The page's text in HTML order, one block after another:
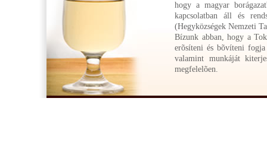
hogy a magyar
kapcsolatban áll és
(Hegyközségek Nemzeti
Bízunk abban, hogy a
erõsíteni és bõvíteni
valamint munkáját
megfelelõen.